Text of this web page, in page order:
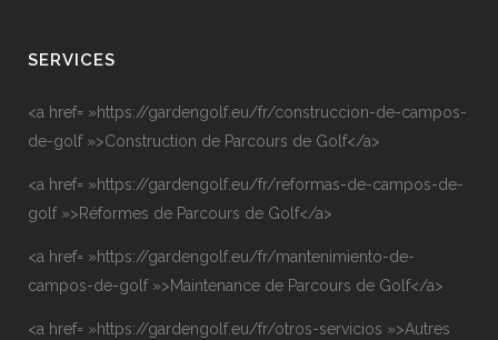
SERVICES
<a href= »https://gardengolf.eu/fr/construccion-de-campos-
de-golf »>Construction de Parcours de Golf</a>
<a href= »https://gardengolf.eu/fr/reformas-de-campos-de-
golf »>Réformes de Parcours de Golf</a>
<a href= »https://gardengolf.eu/fr/mantenimiento-de-
campos-de-golf »>Maintenance de Parcours de Golf</a>
<a href= »https://gardengolf.eu/fr/otros-servicios »>Autres